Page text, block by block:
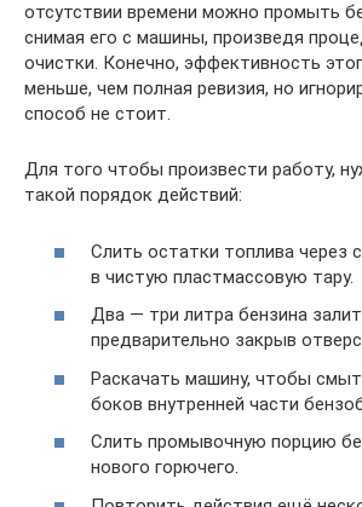
отсутствии времени можно промыть
снимая его с машины, произведя
очистки. Конечно, эффективность
меньше, чем полная ревизия, но
способ не стоит.
Для того чтобы произвести работу,
такой порядок действий:
Слить остатки топлива через
в чистую пластмассовую тару.
Два — три литра бензина
предварительно закрыв
Раскачать машину, чтобы
боков внутренней части
Слить промывочную порцию
нового горючего.